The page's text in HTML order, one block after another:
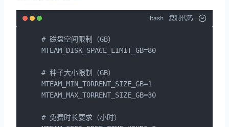
bash 复制代码
# 磁盘空间限制（GB）
MTEAM_DISK_SPACE_LIMIT_GB=80
# 种子大小限制（GB）
MTEAM_MIN_TORRENT_SIZE_GB=1
MTEAM_MAX_TORRENT_SIZE_GB=30
# 免费时长要求（小时）